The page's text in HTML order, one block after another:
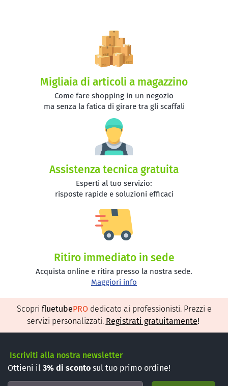
Migliaia di articoli a magazzino
Come fare shopping in un negozio
ma senza la fatica di girare tra gli scaffali
Assistenza tecnica gratuita
Esperti al tuo servizio:
risposte rapide e soluzioni efficaci
Ritiro immediato in sede
Acquista online e ritira presso la nostra sede.
Maggiori info
Scopri fluetubePRO dedicato ai professionisti. Prezzi e
servizi personalizzati. Registrati gratuitamente!
Iscriviti alla nostra newsletter
Ottieni il 3% di sconto sul tuo primo ordine!